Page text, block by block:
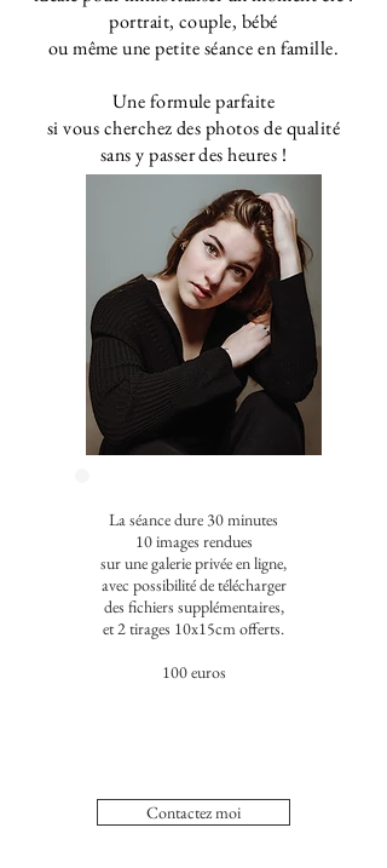
portrait, couple, bébé
ou même une petite séance en famille.
Une formule parfaite
si vous cherchez des photosde qualité
sans y passer des heures !
La séance dure 30 minutes
10 images rendues
sur une galerie privée en ligne,
avec possibilité de télécharger
des fichiers supplémentaires,
et 2 tirages 10x15cm offerts.
100 euros
Contactez moi